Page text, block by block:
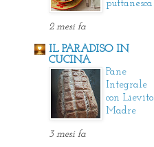
puttanesca
2 mesi fa
IL PARADISO IN
CUCINA
Pane
Integrale
con Lievito
Madre
3 mesi fa